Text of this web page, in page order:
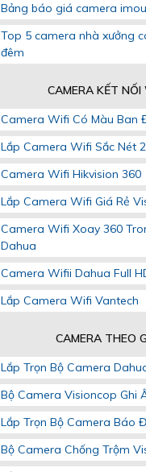
Bảng báo giá camera
Top 5 camera nhà xưởng
đêm
CAMERA KẾT NỐI
Camera Wifi Có Màu Ban
Lắp Camera Wifi Sắc Nét
Camera Wifi Hikvision 360
Lắp Camera Wifi Giá Rẻ
Camera Wifi Xoay 360
Dahua
Camera Wifii Dahua Full
Lắp Camera Wifi Vantech
CAMERA THEO
Lắp Trọn Bộ Camera
Bộ Camera Visioncop Ghi
Lắp Trọn Bộ Camera Báo
Bộ Camera Chống Trộm